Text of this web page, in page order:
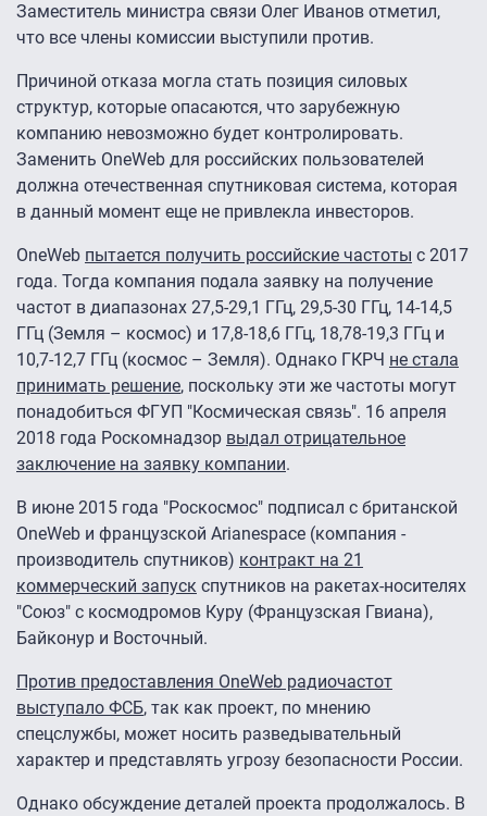
Заместитель министра связи Олег Иванов отметил,
что все члены комиссии выступили против.
Причиной отказа могла стать позиция силовых
структур, которые опасаются, что зарубежную
компанию невозможно будет контролировать.
Заменить OneWeb для российских пользователей
должна отечественная спутниковая система, которая
в данный момент еще не привлекла инвесторов.
OneWeb пытается получить российские частоты с 2017
года. Тогда компания подала заявку на получение
частот в диапазонах 27,5-29,1 ГГц, 29,5-30 ГГц, 14-14,5
ГГц (Земля – космос) и 17,8-18,6 ГГц, 18,78-19,3 ГГц и
10,7-12,7 ГГц (космос – Земля). Однако ГКРЧ не стала
принимать решение, поскольку эти же частоты могут
понадобиться ФГУП "Космическая связь". 16 апреля
2018 года Роскомнадзор выдал отрицательное
заключение на заявку компании.
В июне 2015 года "Роскосмос" подписал с британской
OneWeb и французской Arianespace (компания -
производитель спутников) контракт на 21
коммерческий запуск спутников на ракетах-носителях
"Союз" с космодромов Куру (Французская Гвиана),
Байконур и Восточный.
Против предоставления OneWeb радиочастот
выступало ФСБ, так как проект, по мнению
спецслужбы, может носить разведывательный
характер и представлять угрозу безопасности России.
Однако обсуждение деталей проекта продолжалось. В